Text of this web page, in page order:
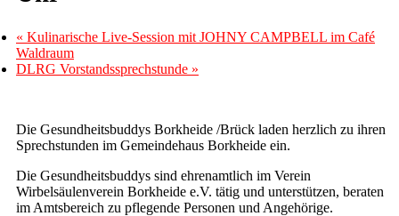
« Kulinarische Live-Session mit JOHNY CAMPBELL im Café
Waldraum
DLRG Vorstandssprechstunde »
Die Gesundheitsbuddys Borkheide /Brück laden herzlich zu ihren
Sprechstunden im Gemeindehaus Borkheide ein.
Die Gesundheitsbuddys sind ehrenamtlich im Verein
Wirbelsäulenverein Borkheide e.V. tätig und unterstützen, beraten
im Amtsbereich zu pflegende Personen und Angehörige.